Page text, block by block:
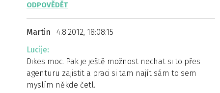
ODPOVĚDĚT
Martin
4.8.2012, 18:08:15
Lucije:
Dikes moc. Pak je ještě možnost nechat si to přes
agenturu zajistit a praci si tam najít sám to sem
myslím někde četl.